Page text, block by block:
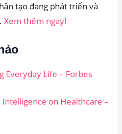
tạo đang phát triển và
Xem thêm ngay!
Everyday Life – Forbes
on Healthcare –